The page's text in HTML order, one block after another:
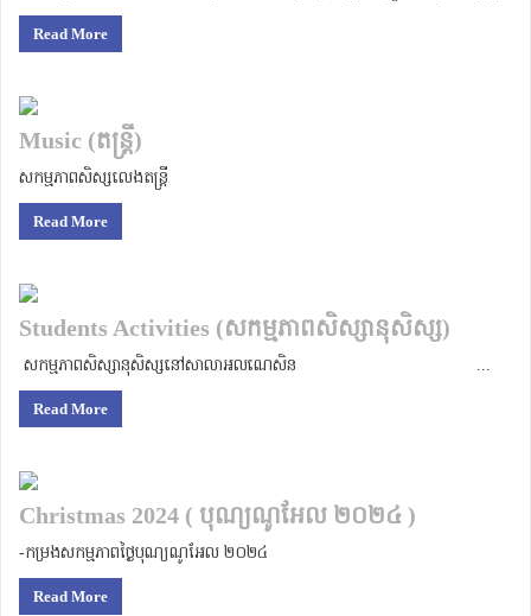
Read More
Music (តន្ត្រី)
សកម្មភាពសិស្សលេងតន្ត្រី
Read More
Students Activities (សកម្មភាពសិស្សានុសិស្ស)
សកម្មភាពសិស្សានុសិស្សនៅសាលាអលណេសិន ...
Read More
Christmas 2024 ( បុណ្យណូអែល ២០២៤ )
-កម្រងសកម្មភាពថ្ងៃបុណ្យណូអែល ២០២៤
Read More